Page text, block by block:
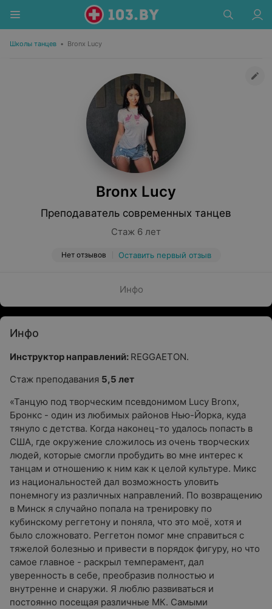
Школы танцев • Bronx Lucy
Bronx Lucy
Преподаватель современных танцев
Стаж 6 лет
Нет отзывов Оставить первый отзыв
Инфо
Инфо
Инструктор направлений: REGGAETON.
Стаж преподавания 5,5 лет
«Танцую под творческим псевдонимом Lucy Bronx,
Бронкс - один из любимых районов Нью-Йорка, куда
тянуло с детства. Когда наконец-то удалось попасть в
США, где окружение сложилось из очень творческих
людей, которые смогли пробудить во мне интерес к
танцам и отношению к ним как к целой культуре. Микс
из национальностей дал возможность уловить
понемногу из различных направлений. По возвращению
в Минск я случайно попала на тренировку по
кубинскому реггетону и поняла, что это моё, хотя и
было сложновато. Реггетон помог мне справиться с
тяжелой болезнью и привести в порядок фигуру, но что
самое главное - раскрыл темперамент, дал
уверенность в себе, преобразив полностью и
внутренне и снаружи. Я люблю развиваться и
постоянно посещая различные МК. Самыми